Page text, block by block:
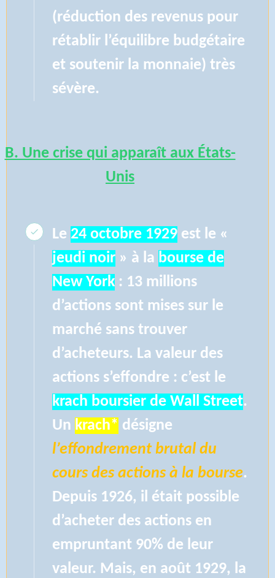
(réduction des revenus pour
rétablir l’équilibre budgétaire
et soutenir la monnaie) très
sévère.
B. Une crise qui apparaît aux États-
Unis
Le 24 octobre 1929 est le «
jeudi noir » à la bourse de
New York : 13 millions
d’actions sont mises sur le
marché sans trouver
d’acheteurs. La valeur des
actions s’effondre : c’est le
krach boursier de Wall Street.
Un krach* désigne
l’effondrement brutal du
cours des actions à la bourse.
Depuis 1926, il était possible
d’acheter des actions en
empruntant 90% de leur
valeur. Mais, en août 1929, la